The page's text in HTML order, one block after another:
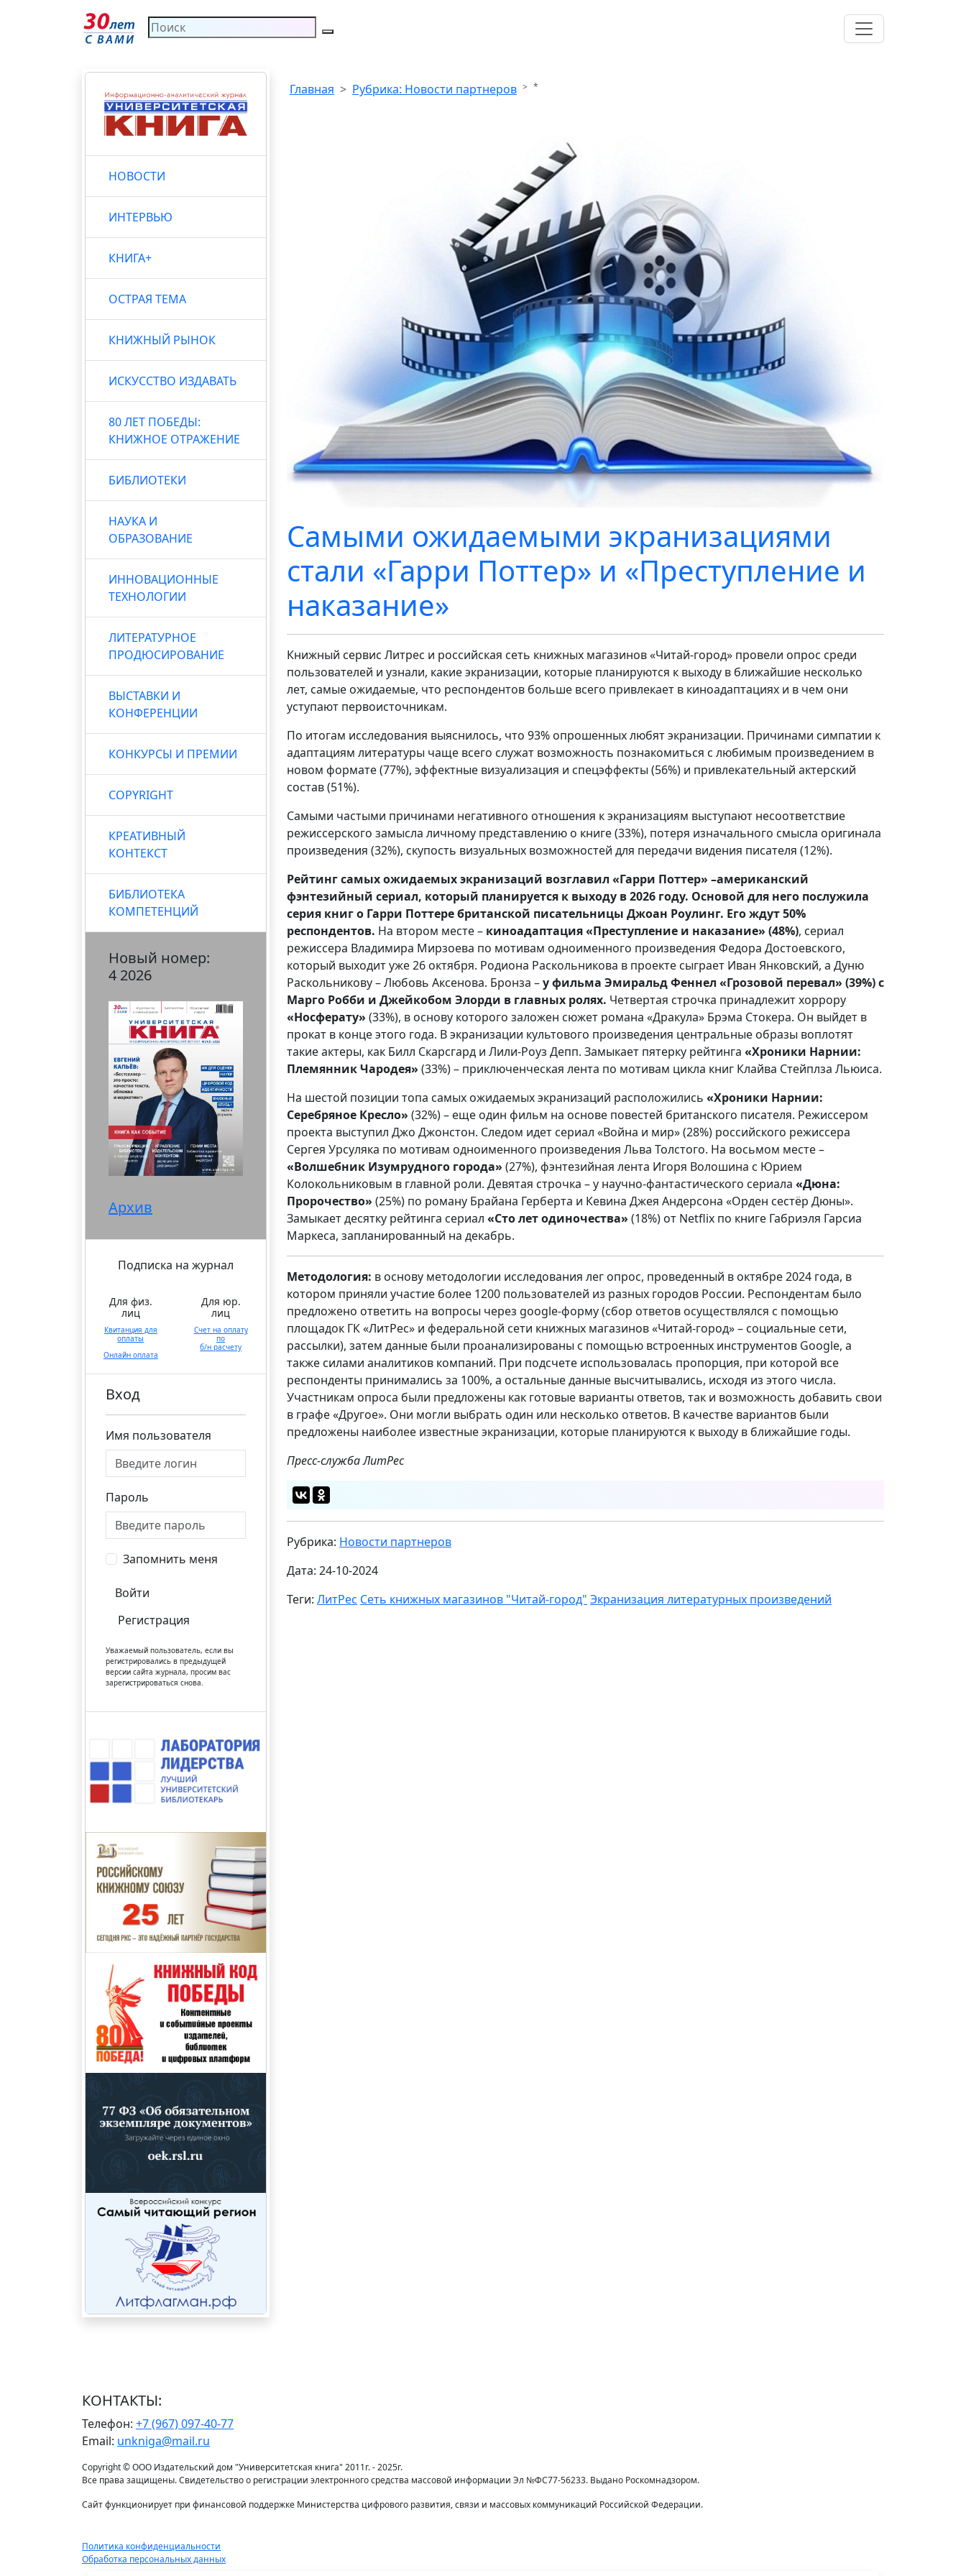
НОВОСТИ
ИНТЕРВЬЮ
КНИГА+
ОСТРАЯ ТЕМА
КНИЖНЫЙ РЫНОК
ИСКУССТВО ИЗДАВАТЬ
80 ЛЕТ ПОБЕДЫ:
КНИЖНОЕ ОТРАЖЕНИЕ
БИБЛИОТЕКИ
НАУКА И
ОБРАЗОВАНИЕ
ИННОВАЦИОННЫЕ
ТЕХНОЛОГИИ
ЛИТЕРАТУРНОЕ
ПРОДЮСИРОВАНИЕ
ВЫСТАВКИ И
КОНФЕРЕНЦИИ
КОНКУРСЫ И ПРЕМИИ
COPYRIGHT
КРЕАТИВНЫЙ
КОНТЕКСТ
БИБЛИОТЕКА
КОМПЕТЕНЦИЙ
Новый номер:
4 2026
Архив
Подписка на журнал
Для физ.
лиц
Квитанция для
оплаты
Онлайн оплата
Для юр.
лиц
Счет на оплату
по
б/н расчету
Вход
Имя пользователя
Пароль
Запомнить меня
Войти
Регистрация
Уважаемый пользователь, если вы
регистрировались в предыдущей
версии сайта журнала, просим вас
зарегистрироваться снова.
Главная Рубрика: Новости партнеров *
Самыми ожидаемыми экранизациями
стали «Гарри Поттер» и «Преступление и
наказание»
Книжный сервис Литрес и российская сеть книжных магазинов «Читай-город» провели опрос среди
пользователей и узнали, какие экранизации, которые планируются к выходу в ближайшие несколько
лет, самые ожидаемые, что респондентов больше всего привлекает в киноадаптациях и в чем они
уступают первоисточникам.
По итогам исследования выяснилось, что 93% опрошенных любят экранизации. Причинами симпатии к
адаптациям литературы чаще всего служат возможность познакомиться с любимым произведением в
новом формате (77%), эффектные визуализация и спецэффекты (56%) и привлекательный актерский
состав (51%).
Самыми частыми причинами негативного отношения к экранизациям выступают несоответствие
режиссерского замысла личному представлению о книге (33%), потеря изначального смысла оригинала
произведения (32%), скупость визуальных возможностей для передачи видения писателя (12%).
Рейтинг самых ожидаемыхэкранизаций возглавил «Гарри Поттер» –американский
фэнтезийный сериал, который планируется к выходу в 2026 году. Основой для него послужила
серия книг о Гарри Поттере британской писательницы Джоан Роулинг. Его ждут 50%
респондентов. На втором месте – киноадаптация «Преступление и наказание» (48%), сериал
режиссера Владимира Мирзоева по мотивам одноименного произведения Федора Достоевского,
который выходит уже 26 октября. Родиона Раскольникова в проекте сыграет Иван Янковский, а Дуню
Раскольникову – Любовь Аксенова. Бронза –у фильма Эмиральд Феннел «Грозовой перевал» (39%) с
Марго Робби и Джейкобом Элорди в главных ролях. Четвертая строчка принадлежит хоррору
«Носферату» (33%), в основу которого заложен сюжет романа «Дракула» Брэма Стокера. Он выйдет в
прокат в конце этого года. В экранизации культового произведения центральные образы воплотят
такие актеры, как Билл Скарсгард и Лили-Роуз Депп. Замыкает пятерку рейтинга «Хроники Нарнии:
Племянник Чародея» (33%) – приключенческая лента по мотивам цикла книг Клайва Стейплза Льюиса.
На шестой позиции топа самых ожидаемых экранизаций расположились «Хроники Нарнии:
Серебряное Кресло» (32%) – еще один фильм на основе повестей британского писателя. Режиссером
проекта выступил Джо Джонстон. Следом идет сериал «Война и мир» (28%) российского режиссера
Сергея Урсуляка по мотивам одноименного произведения Льва Толстого. На восьмом месте –
«Волшебник Изумрудного города» (27%), фэнтезийная лента Игоря Волошина с Юрием
Колокольниковым в главной роли. Девятая строчка – у научно-фантастического сериала «Дюна:
Пророчество» (25%) по роману Брайана Герберта и Кевина Джея Андерсона «Орден сестёр Дюны».
Замыкает десятку рейтинга сериал «Сто лет одиночества» (18%) от Netflix по книге Габриэля Гарсиа
Маркеса, запланированный на декабрь.
Методология: в основу методологии исследования лег опрос, проведенный в октябре 2024 года, в
котором приняли участие более 1200 пользователей из разных городов России. Респондентам было
предложено ответить на вопросы через google-форму (сбор ответов осуществлялся с помощью
площадок ГК «ЛитРес» и федеральной сети книжных магазинов «Читай-город» – социальные сети,
рассылки), затем данные были проанализированы с помощью встроенных инструментов Google, а
также силами аналитиков компаний. При подсчете использовалась пропорция, при которой все
респонденты принимались за 100%, а остальные данные высчитывались, исходя из этого числа.
Участникам опроса были предложены как готовые варианты ответов, так и возможность добавить свои
в графе «Другое». Они могли выбрать один или несколько ответов. В качестве вариантов были
предложены наиболее известные экранизации, которые планируются к выходу в ближайшие годы.
Пресс-служба ЛитРес
Рубрика: Новости партнеров
Дата: 24-10-2024
Теги: ЛитРес Сеть книжных магазинов "Читай-город" Экранизация литературных произведений
КОНТАКТЫ:
Телефон: +7 (967) 097-40-77
Email: unkniga@mail.ru
Copyright © ООО Издательский дом "Университетская книга" 2011г. - 2025г.
Все права защищены. Свидетельство о регистрации электронного средства массовой информации Эл №ФС77-56233. Выдано Роскомнадзором.
Сайт функционирует при финансовой поддержке Министерства цифрового развития, связи и массовых коммуникаций Российской Федерации.
Политика конфиденциальности
Обработка персональных данных